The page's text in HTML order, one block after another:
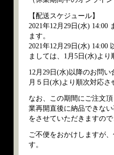
【配送スケジュール】
2021年12月29日(水) 14:00
ます。
2021年12月29日(水) 14:00
ましては、1月5日(水)よ
12月29日(水)以降のお問
月５日(水)より順次対応さ
なお、この期間にご注文
業再開直後に納品できな
をさせていただきますの
ご不便をおかけしますが
す。